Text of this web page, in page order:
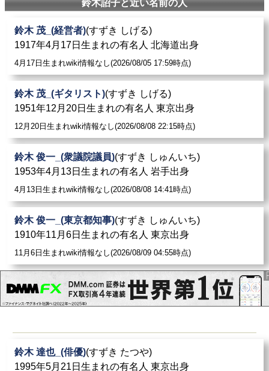
鈴木詔子と近い名前の人
鈴木 茂_(経営者)(すずき しげる)
1917年4月17日生まれの有名人 北海道出身
4月17日生まれwiki情報なし(2026/08/05 17:59時点)
鈴木 茂_(ギタリスト)(すずき しげる)
1951年12月20日生まれの有名人 東京出身
12月20日生まれwiki情報なし(2026/08/08 22:15時点)
鈴木 俊一_(衆議院議員)(すずき しゅんいち)
1953年4月13日生まれの有名人 岩手出身
4月13日生まれwiki情報なし(2026/08/08 14:41時点)
鈴木 俊一_(東京都知事)(すずき しゅんいち)
1910年11月6日生まれの有名人 東京出身
11月6日生まれwiki情報なし(2026/08/09 04:55時点)
鈴木 達也_(俳優)(すずき たつや)
1995年5月21日生まれの有名人 東京出身